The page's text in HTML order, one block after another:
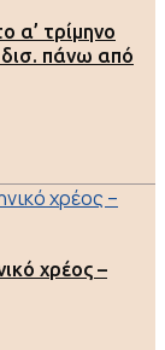
α’ τρίμηνο
δισ. πάνω από
χρέος –